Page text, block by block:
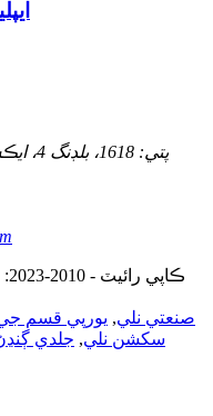
پتي:
© ڪاپي رائيٽ - 2010-2023: سڀ حق محفوظ آهن.
صنعتي نلي, يورپي قسم جي
سکشن نلي, جلدي